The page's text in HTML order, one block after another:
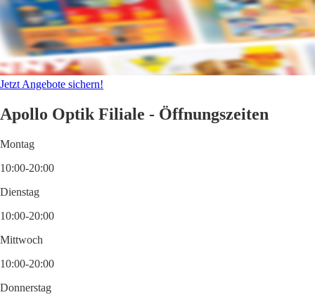
Jetzt Angebote sichern!
Apollo Optik Filiale - Öffnungszeiten
Montag
10:00-20:00
Dienstag
10:00-20:00
Mittwoch
10:00-20:00
Donnerstag